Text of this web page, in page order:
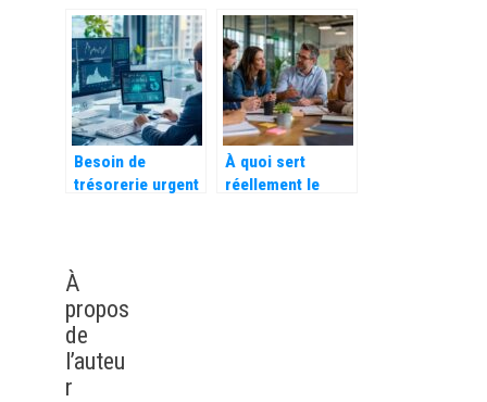
distanciel pour
renforcer votre
équipe
décryptage des
ratios clés pour
optimiser les
composantes du
BFR
Besoin de
trésorerie urgent
financement
À quoi sert
réellement le
À
propos
de
l’auteu
r